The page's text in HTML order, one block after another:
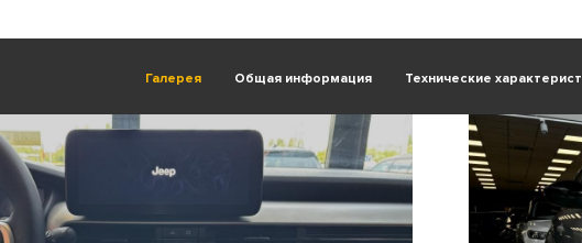
Галерея Общая информация Технические